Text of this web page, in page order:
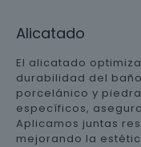
Alicatado
El alicatado
durabilidad del
porcelánico y
específicos,
Aplicamos juntas
mejorando la